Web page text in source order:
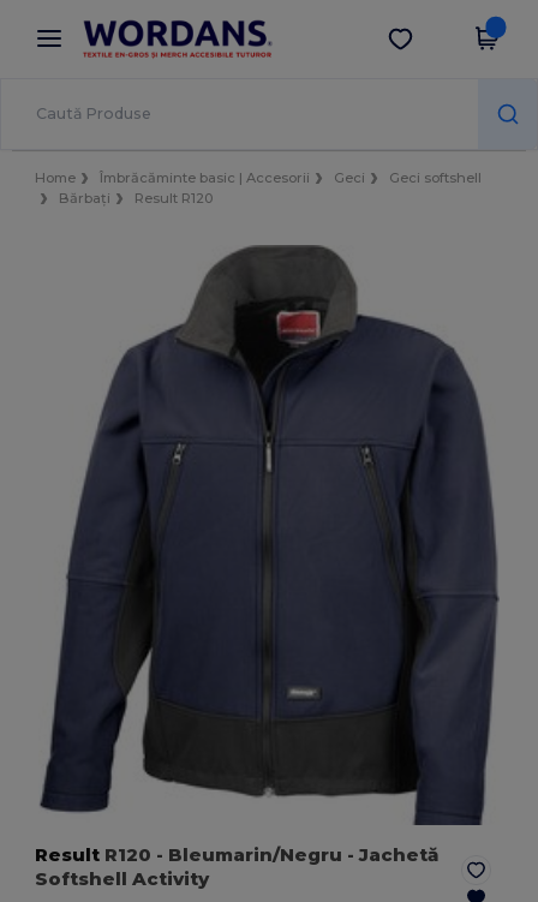
× Aplicația Wordans
Prețuri mai bune în aplicație!
Descarcă app
Home Îmbrăcăminte basic | Accesorii Geci
Geci softshell
Bărbați
Result R120
Result R120 - Bleumarin/Negru - Jachetă
Softshell Activity